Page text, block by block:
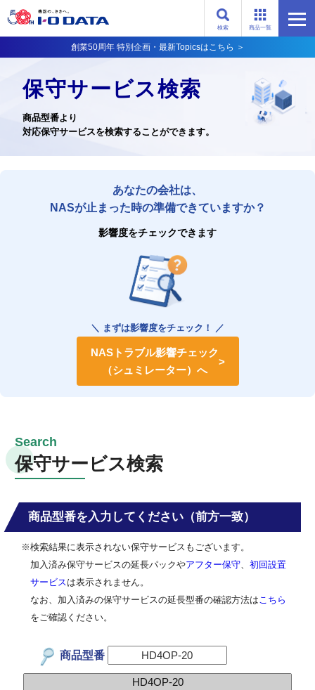
商品一覧
検索
創業50周年 特別企画・最新Topicsはこちら ＞
保守サービス検索
商品型番より
対応保守サービスを検索することができます。
あなたの会社は、
NASが止まった時の準備できていますか？
影響度をチェックできます
＼ まずは影響度をチェック！ ／
NASトラブル影響チェック
（シュミレーター）へ
保守サービス検索
商品型番を入力してください（前方一致）
※検索結果に表示されない保守サービスもございます。
加入済み保守サービスの延長パックやアフター保守
初回設置
サービス は表示されません。
なお、加入済みの保守サービスの延長型番の確認方法は こちら
をご確認ください。
商品型番